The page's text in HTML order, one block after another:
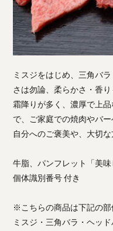
ミスジをはじめ、三角バ
さは勿論、柔らかさ・香り
霜降りが多く、濃厚で上
で、ご家庭での焼肉やバー
自分へのご褒美や、大切
牛脂、パンフレット「美
個体識別番号 付き
※こちらの商品は下記の部
ミスジ・三角バラ・ヘッ